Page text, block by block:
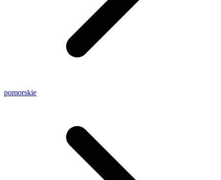
pomorskie